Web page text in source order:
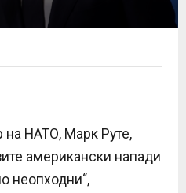
на НАТО, Марк Руте,
американски напади
неопходни“,